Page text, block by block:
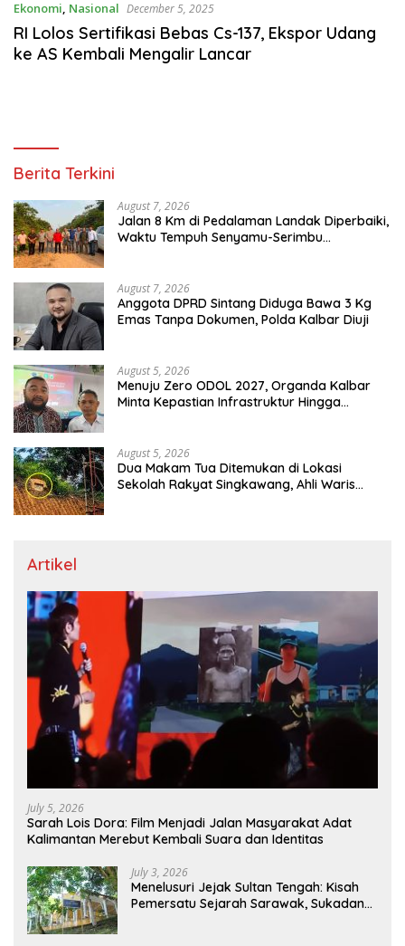
Ekonomi, Nasional December 5, 2025
RI Lolos Sertifikasi Bebas Cs-137, Ekspor Udang
ke AS Kembali Mengalir Lancar
Berita Terkini
August 7, 2026
Jalan 8 Km di Pedalaman Landak Diperbaiki,
Waktu Tempuh Senyamu-Serimbu
August 7, 2026
Anggota DPRD Sintang Diduga Bawa 3 Kg
Emas Tanpa Dokumen, Polda Kalbar Diuji
August 5, 2026
Menuju Zero ODOL 2027, Organda Kalbar
Minta Kepastian Infrastruktur Hingga
August 5, 2026
Dua Makam Tua Ditemukan di Lokasi
Sekolah Rakyat Singkawang, Ahli Waris
Artikel
July 5, 2026
Sarah Lois Dora: Film Menjadi Jalan Masyarakat Adat
Kalimantan Merebut Kembali Suara dan Identitas
July 3, 2026
Menelusuri Jejak Sultan Tengah: Kisah
Pemersatu Sejarah Sarawak, Sukadana,